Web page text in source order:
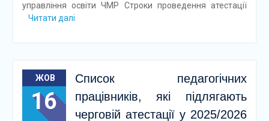
управління освіти ЧМР Строки проведення атестації
Читати далі
ЖОВ
16
Список педагогічних
працівників, які підлягають
черговій атестації у 2025/2026